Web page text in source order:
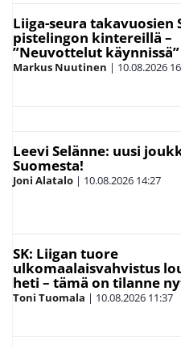
Liiga-seura takavuosien
pistelingon kintereillä –
”Neuvottelut käynnissä”
Markus Nuutinen | 10.08.2026
Leevi Selänne: uusi
Suomesta!
Joni Alatalo | 10.08.2026 14:27
SK: Liigan tuore
ulkomaalaisvahvistus
heti – tämä on tilanne
Toni Tuomala | 10.08.2026 11:37